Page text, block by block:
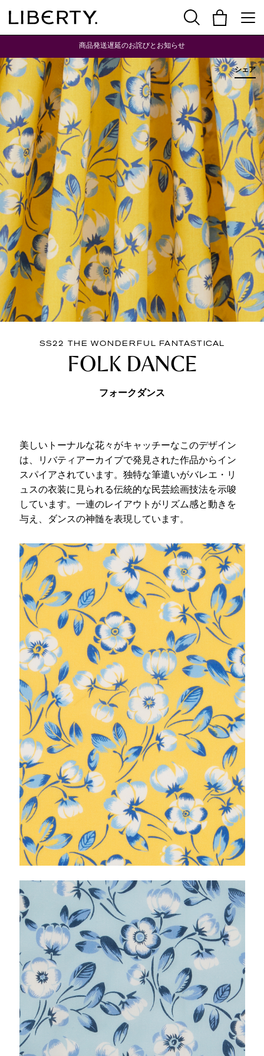
商品発送遅延のお詫びとお知らせ
シェア
SS22 THE WONDERFUL FANTASTICAL
FOLK DANCE
フォークダンス
美しいトーナルな花々がキャッチーなこのデザイン
は、リバティアーカイブで発見された作品からイン
スパイアされています。独特な筆遣いがバレエ・リ
ュスの衣装に見られる伝統的な民芸絵画技法を示唆
しています。一連のレイアウトがリズム感と動きを
与え、ダンスの神髄を表現しています。